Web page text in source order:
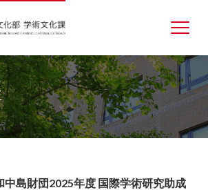
中島財団2025年度 国際学術研究助成